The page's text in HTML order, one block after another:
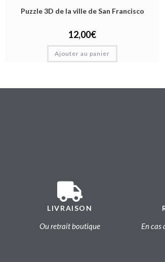
Puzzle 3D de la ville de San Francisco
12,00€
Ajouter au panier
LIVRAISON
Ou retrait boutique En cas